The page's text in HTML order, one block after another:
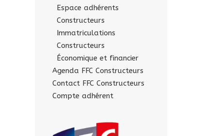
Espace adhérents
Constructeurs
Immatriculations
Constructeurs
Économique et financier
Agenda FFC Constructeurs
Contact FFC Constructeurs
Compte adhérent